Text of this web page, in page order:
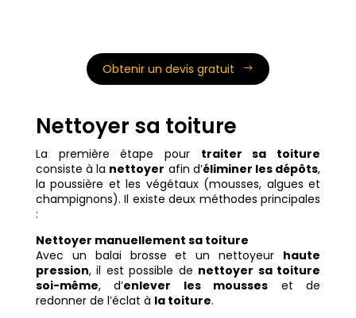
Obtenir un devis gratuit
Nettoyer sa toiture
La première étape pour traiter sa toiture
consiste à la nettoyer afin d’éliminer les dépôts,
la poussière et les végétaux (mousses, algues et
champignons). Il existe deux méthodes principales
:
Nettoyer manuellement sa toiture
Avec un balai brosse et un nettoyeur haute
pression, il est possible de nettoyer sa toiture
soi-même, d’enlever les mousses et de
redonner de l’éclat à la toiture.